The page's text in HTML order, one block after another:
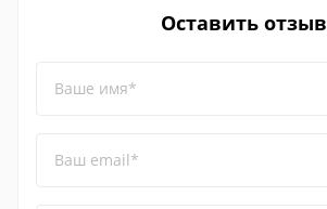
Оставить отзыв
Ваше имя*
Ваш email*